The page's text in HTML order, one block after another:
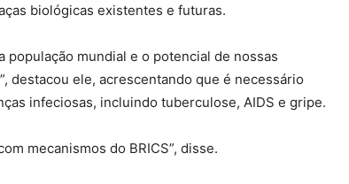
biológicas existentes e futuras.
população mundial e o potencial de nossas
destacou ele, acrescentando que é necessário
infeciosas, incluindo tuberculose, AIDS e gripe.
mecanismos do BRICS”, disse.